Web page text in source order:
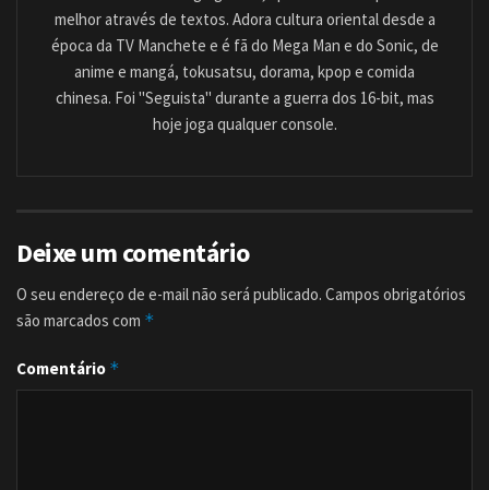
melhor através de textos. Adora cultura oriental desde a
época da TV Manchete e é fã do Mega Man e do Sonic, de
anime e mangá, tokusatsu, dorama, kpop e comida
chinesa. Foi "Seguista" durante a guerra dos 16-bit, mas
hoje joga qualquer console.
Deixe um comentário
O seu endereço de e-mail não será publicado. Campos obrigatórios
são marcados com *
Comentário *